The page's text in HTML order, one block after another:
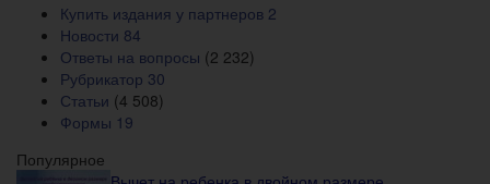
Купить издания у партнеров 2
Новости 84
Ответы на вопросы (2 232)
Рубрикатор 30
Статьи (4 508)
Формы 19
Популярное